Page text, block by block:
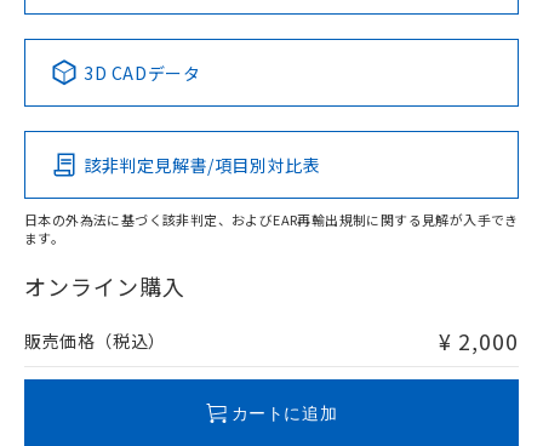
Pb Hg Cd Cr(VI)
O
在庫等で未対応品が混在する可能性があります。
問い合わせください。
3D CADデータ
該非判定見解書/項目別対比表
日本の外為法に基づく該非判定、およびEAR再輸出規制に関する見解が入手でき
ます。
オンライン購入
販売価格（税込） ¥ 2,000
カートに追加